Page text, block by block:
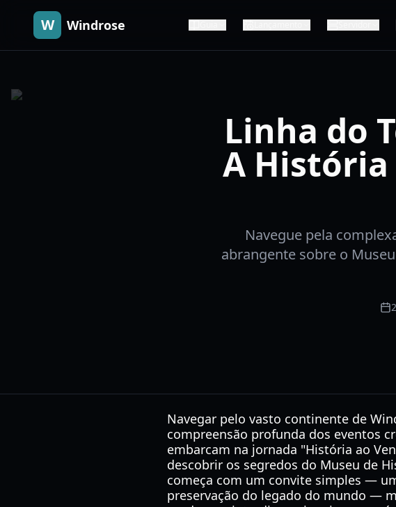
W Windrose
Linha do
A
Navegue pela
abrangente sobre o
Navegar pelo vasto continente de
compreensão profunda dos eventos
embarcam na jornada "História ao
descobrir os segredos do Museu de
começa com um convite simples —
preservação do legado do mundo —